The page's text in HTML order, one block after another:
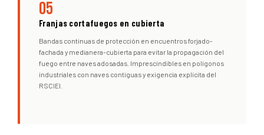
05
Franjas cortafuegos en cubierta
Bandas continuas de protección en encuentros forjado-
fachada y medianera-cubierta para evitar la propagación del
fuego entre naves adosadas. Imprescindibles en polígonos
industriales con naves contiguas y exigencia explícita del
RSCIEI.